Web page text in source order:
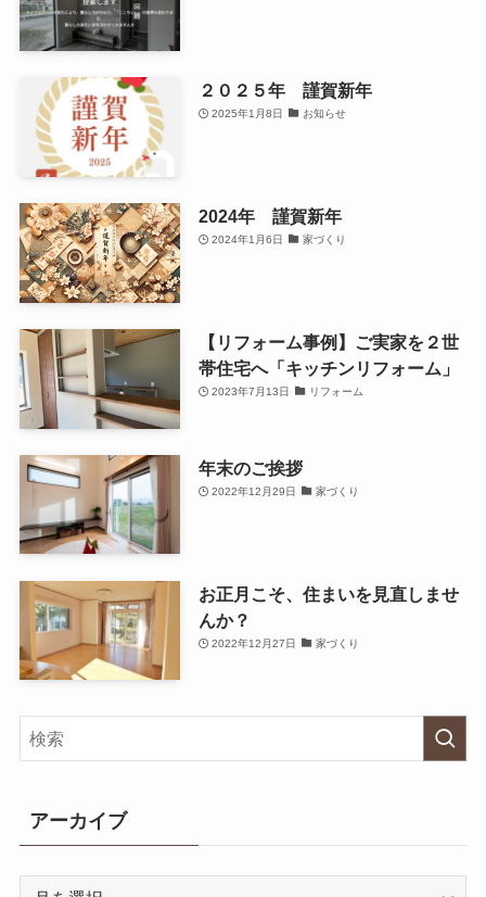
２０２５年 謹賀新年
2025年1月8日 お知らせ
2024年 謹賀新年
2024年1月6日 家づくり
【リフォーム事例】ご実家を２世
帯住宅へ「キッチンリフォーム」
2023年7月13日 リフォーム
年末のご挨拶
2022年12月29日 家づくり
お正月こそ、住まいを見直しませ
んか？
2022年12月27日 家づくり
アーカイブ